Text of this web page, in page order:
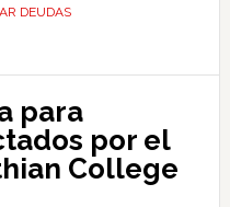
DEUDAS
para
por el
College